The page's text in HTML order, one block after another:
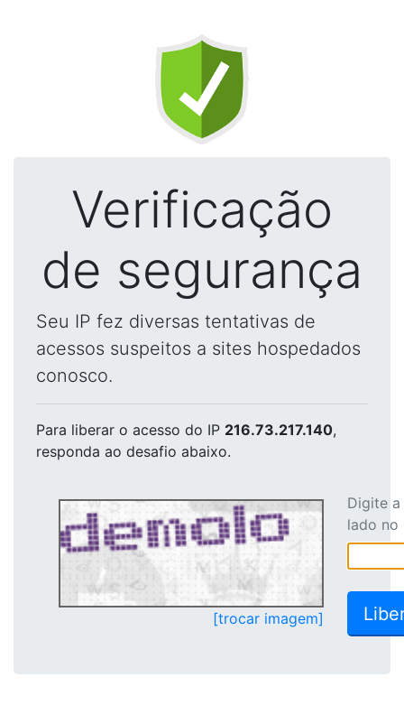
Verificação
de segurança
Seu IP fez diversas tentativas de
acessos suspeitos a sites hospedados
conosco.
Para liberar o acesso do IP 216.73.217.140,
responda ao desafio abaixo.
[trocar imagem]
Digite
lado no